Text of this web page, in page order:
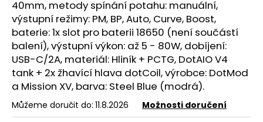
40mm, metody spínání potahu: manuální,
výstupní režimy: PM, BP, Auto, Curve, Boost,
baterie: 1x slot pro baterii 18650 (není součástí
balení), výstupní výkon: až 5 - 80W, dobíjení:
USB-C/2A, materiál: Hliník + PCTG, DotAIO V4
tank + 2x žhavící hlava dotCoil, výrobce: DotMod
a Mission XV, barva: Steel Blue (modrá).
Můžeme doručit do: 11.8.2026 Možnosti doručení
HLEDAT
D
o
p